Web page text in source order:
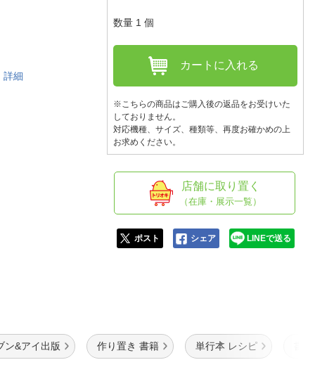
人窓口
詳細
数量 1 個
カートに入れる
※こちらの商品はご購入後の返品をお受けいた
しておりません。
対応機種、サイズ、種類等、再度お確かめの上
お求めください。
店舗に取り置く
（在庫・展示一覧）
ポスト シェア LINEで送る
ン&アイ出版 作り置き 書籍 単行本 レシピ